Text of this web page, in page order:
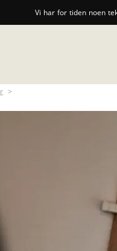
Vi har for tiden noen
>